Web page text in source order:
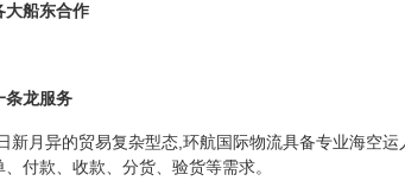
大船东合作
条龙服务
新月异的贸易复杂型态,环航国际物流具备专业海空
付款、收款、分货、验货等需求。